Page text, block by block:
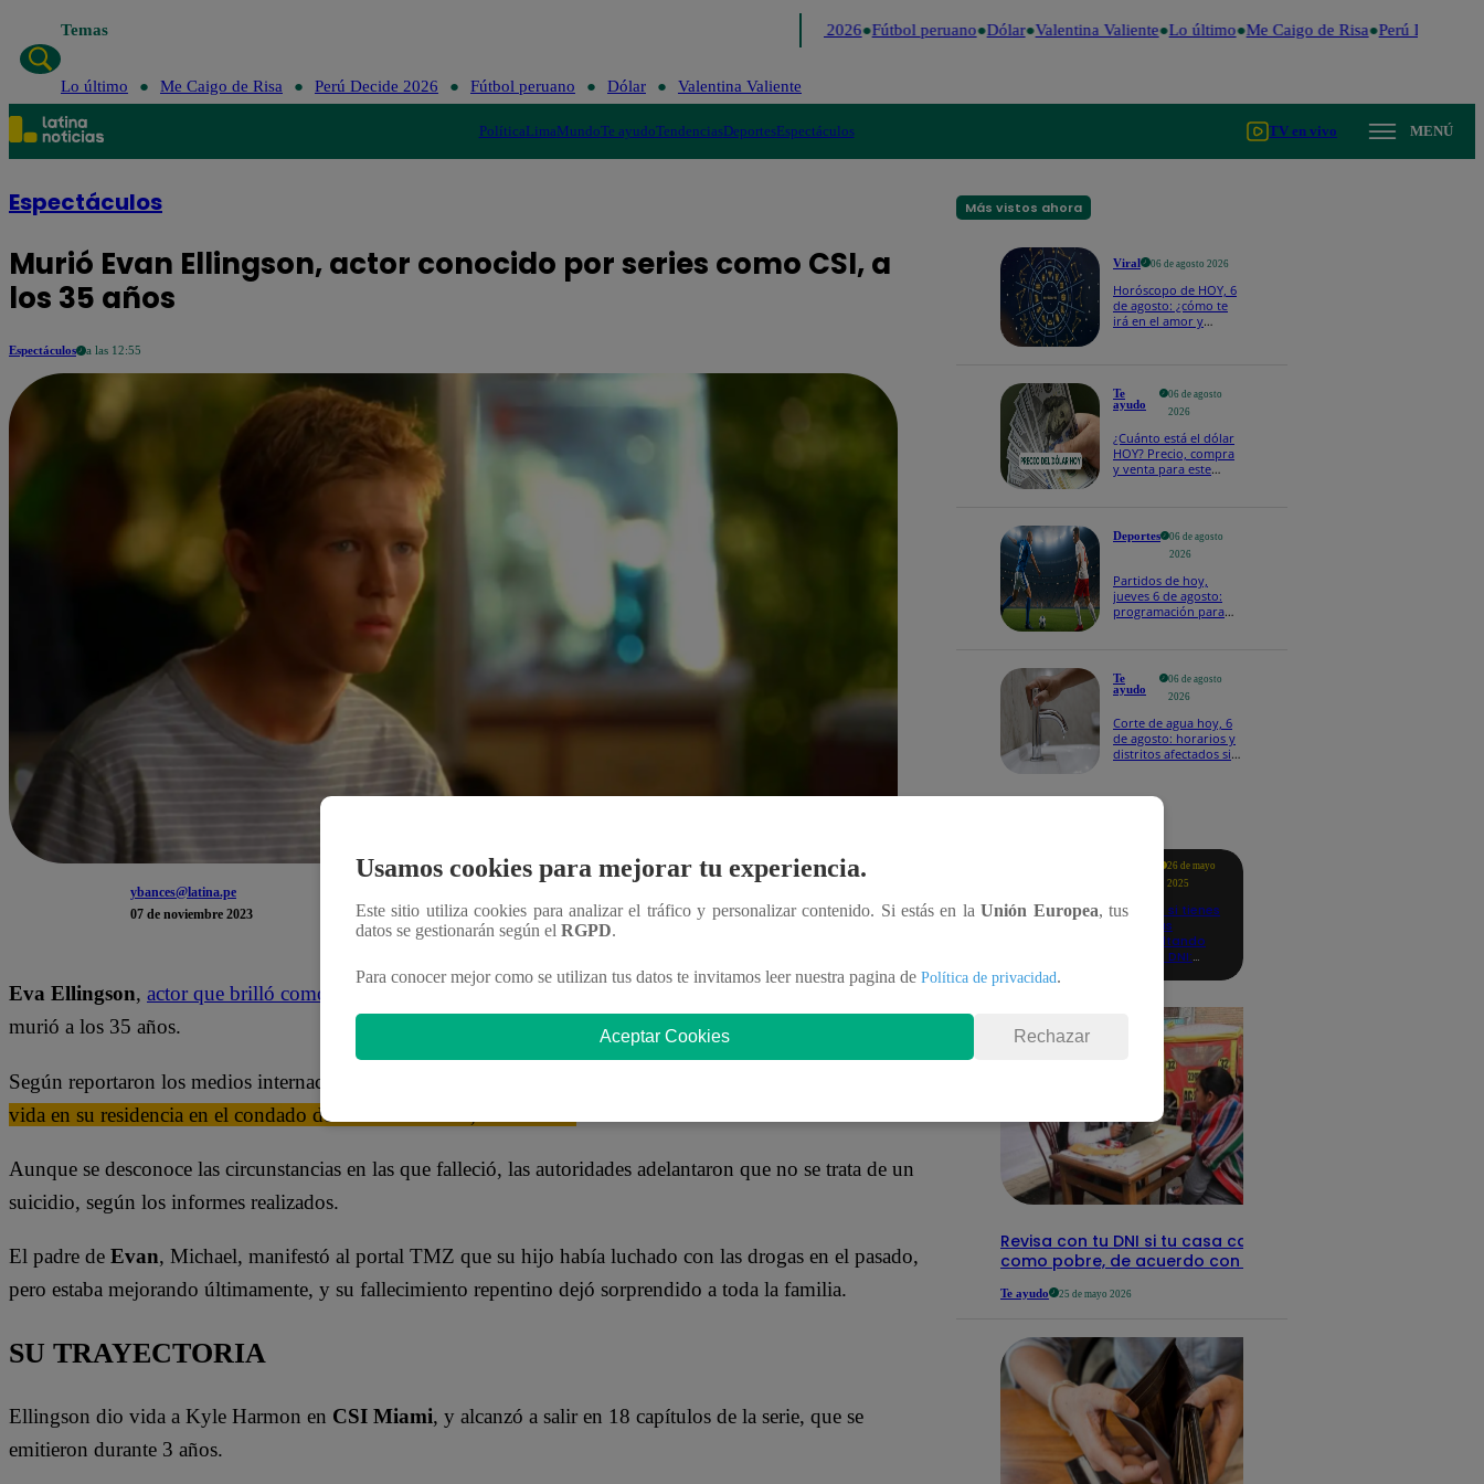
Temas Perú Decide 2026 Fútbol peruano Dólar Valentina Valiente Lo último Me Caigo de Risa Perú Decide
Lo último Me Caigo de Risa Perú Decide 2026 Fútbol peruano Dólar Valentina Valiente
PolíticaLimaMundoTe ayudoTendenciasDeportesEspectáculos TV en vivo MENÚ
Espectáculos
Murió Evan Ellingson, actor conocido por series como CSI, a
los 35 años
Espectáculos a las 12:55
ybances@latina.pe
07 de noviembre 2023
Compartir
Eva Ellingson, actor que brilló como estrella infantil
en películas como La decisión de Anne y CSI Miami,
murió a los 35 años.
Según reportaron los medios internacionales,
vida en su residencia en el condado de San Bernardino, California.
Aunque se desconoce las circunstancias en las que falleció, las autoridades adelantaron que no se trata de un
suicidio, según los informes realizados.
El padre de Evan, Michael, manifestó al portal TMZ que su hijo había luchado con las drogas en el pasado,
pero estaba mejorando últimamente, y su fallecimiento repentino dejó sorprendido a toda la familia.
SU TRAYECTORIA
Ellingson dio vida a Kyle Harmon en CSI Miami, y alcanzó a salir en 18 capítulos de la serie, que se
emitieron durante 3 años.
Más vistos ahora
Viral 06 de agosto 2026
Horóscopo de HOY, 6
de agosto: ¿cómo te
irá en el amor y
Te
ayudo
06 de agosto
2026
¿Cuánto está el dólar
HOY? Precio, compra
y venta para este
Deportes
06 de agosto
2026
Partidos de hoy,
jueves 6 de agosto:
programación para
Te
ayudo
06 de agosto
2026
Corte de agua hoy, 6
de agosto: horarios y
distritos afectados sin
26 de mayo
2025
Revisa si tienes
deudas
consultando
con tu DNI:
detalles
Revisa con tu DNI si tu casa califica
como pobre, de acuerdo con el Sisfoh
Te ayudo 25 de mayo 2026
Usamos cookies para mejorar tu experiencia.
Este sitio utiliza cookies para analizar el tráfico y personalizar contenido. Si estás en laUnión Europea, tus
datos se gestionarán según el RGPD.
Para conocer mejor como se utilizan tus datos te invitamos leer nuestra pagina de Política de privacidad.
Aceptar Cookies Rechazar